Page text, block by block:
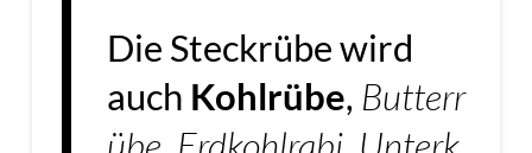
Die Steckrübe wird
auch Kohlrübe, Butterr